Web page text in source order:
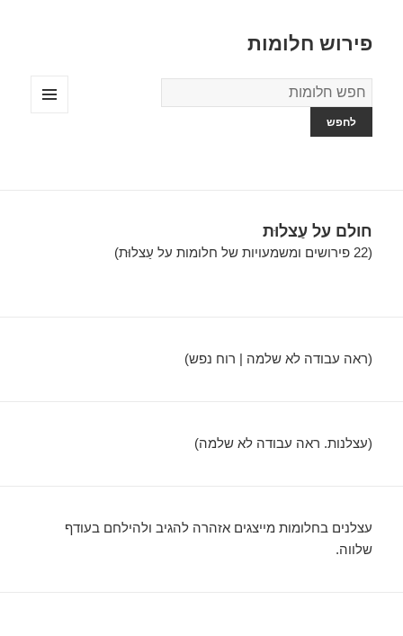
פירוש חלומות
מילון
החלומות
חולם על עַצלוּת
(22 פירושים ומשמעויות של חלומות על עַצלוּת)
(ראה עבודה לא שלמה | רוח נפש)
(עצלנות. ראה עבודה לא שלמה)
עצלנים בחלומות מייצגים אזהרה להגיב ולהילחם בעודף
שלווה.